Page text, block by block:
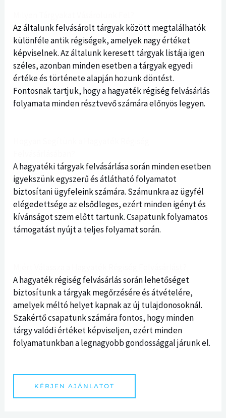
Az általunk felvásárolt tárgyak között megtalálhatók
különféle antik régiségek, amelyek nagy értéket
képviselnek. Az általunk keresett tárgyak listája igen
széles, azonban minden esetben a tárgyak egyedi
értéke és története alapján hozunk döntést.
Fontosnak tartjuk, hogy a hagyaték régiség felvásárlás
folyamata minden résztvevő számára előnyös legyen.
A hagyatéki tárgyak felvásárlása során minden esetben
igyekszünk egyszerű és átlátható folyamatot
biztosítani ügyfeleink számára. Számunkra az ügyfél
elégedettsége az elsődleges, ezért minden igényt és
kívánságot szem előtt tartunk. Csapatunk folyamatos
támogatást nyújt a teljes folyamat során.
A hagyaték régiség felvásárlás során lehetőséget
biztosítunk a tárgyak megőrzésére és átvételére,
amelyek méltó helyet kapnak az új tulajdonosoknál.
Szakértő csapatunk számára fontos, hogy minden
tárgy valódi értéket képviseljen, ezért minden
folyamatunkban a legnagyobb gondossággal járunk el.
KÉRJEN AJÁNLATOT